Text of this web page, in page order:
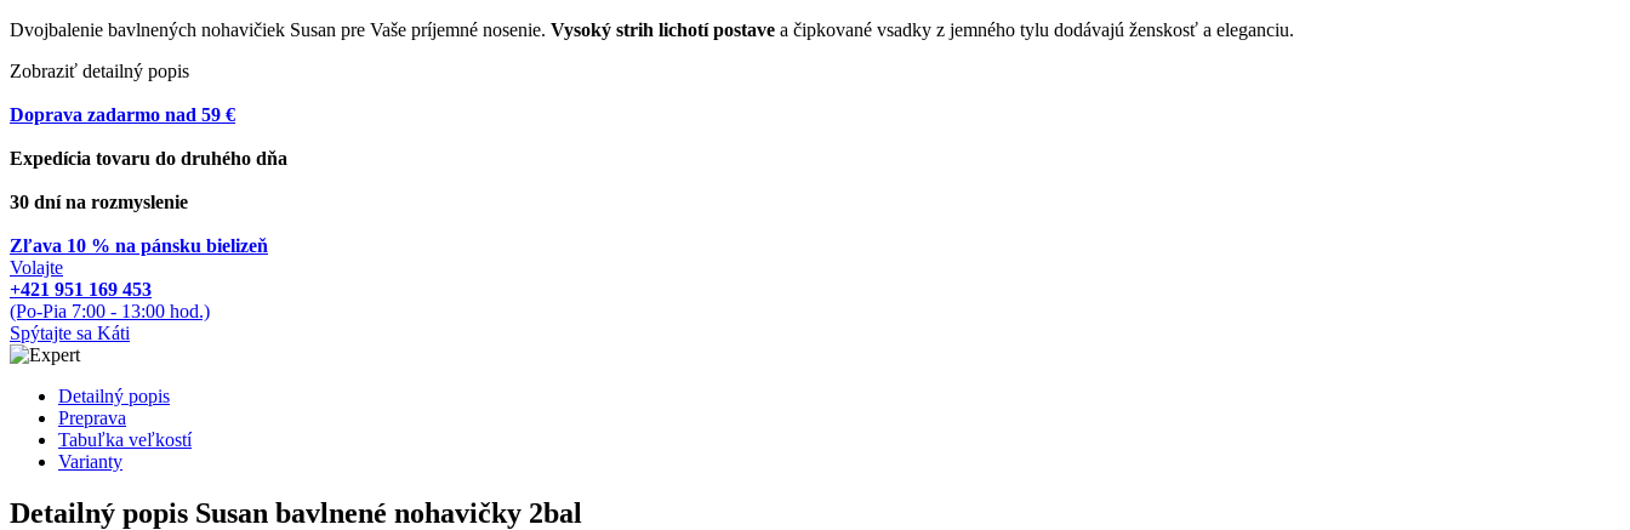
Dvojbalenie bavlnených nohavičiek Susan pre Vaše príjemné nosenie. Vysoký strih lichotí postave a čipkované vsadky z jemného tylu dodávajú ženskosť a eleganciu.
Zobraziť detailný popis
Doprava zadarmo nad 59 €
Expedícia tovaru do druhého dňa
30 dní na rozmyslenie
Zľava 10 % na pánsku bielizeň
Volajte
+421 951 169 453
(Po-Pia 7:00 - 13:00 hod.)
Spýtajte sa Káti
Detailný popis
Preprava
Tabuľka veľkostí
Varianty
Detailný popis Susan bavlnené nohavičky 2bal